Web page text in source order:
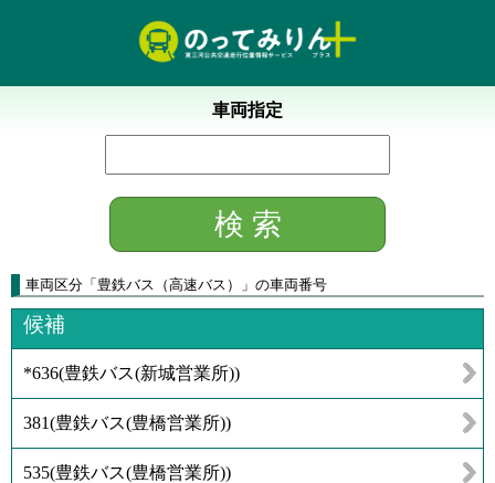
車両指定
車両区分 「 豊鉄バス（高速バス） 」 の車両番号
候補
*636(豊鉄バス(新城営業所))
381(豊鉄バス(豊橋営業所))
535(豊鉄バス(豊橋営業所))